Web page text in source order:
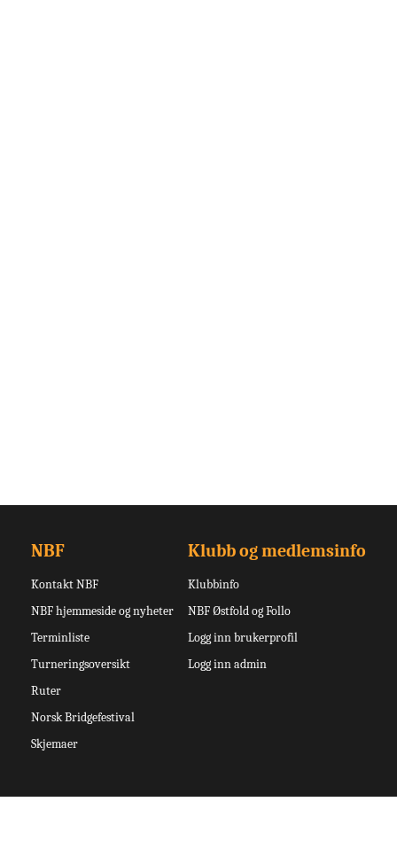
NBF
Kontakt NBF
NBF hjemmeside og nyheter
Terminliste
Turneringsoversikt
Ruter
Norsk Bridgefestival
Skjemaer
Klubb og medlemsinfo
Klubbinfo
NBF Østfold og Follo
Logg inn brukerprofil
Logg inn admin